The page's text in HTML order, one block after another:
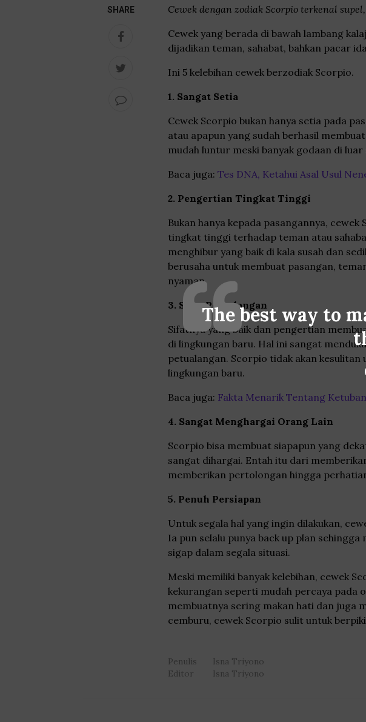
The best way to
SHARE
Cewek dengan zodiak Scorpio terkenal
Cewek yang berada di bawah lambang
dijadikan teman, sahabat, bahkan pacar
Ini 5 kelebihan cewek berzodiak Scorpio.
1. Sangat Setia
Cewek Scorpio bukan hanya setia pada
atau apapun yang sudah berhasil
mudah luntur meski banyak godaan di luar
Baca juga: Tes DNA, Ketahui Asal Usul
2. Pengertian Tingkat Tinggi
Bukan hanya kepada pasangannya,
tingkat tinggi terhadap teman atau
menghibur yang baik di kala susah dan
berusaha untuk membuat pasangan,
nyaman.
3. Suka Petualangan
Sifatnya yang baik dan pengertian
di lingkungan baru. Hal ini sangat
petualangan. Scorpio tidak akan
lingkungan baru.
Baca juga: Fakta Menarik Tentang Ketuban
4. Sangat Menghargai Orang Lain
Scorpio bisa membuat siapapun yang
sangat dihargai. Entah itu dari
memberikan pertolongan hingga
5. Penuh Persiapan
Untuk segala hal yang ingin dilakukan,
Ia pun selalu punya back up plan
sigap dalam segala situasi.
Meski memiliki banyak kelebihan, cewek
kekurangan seperti mudah percaya pada
membuatnya sering makan hati dan juga
cemburu, cewek Scorpio sulit untuk
Penulis
Isna Triyono
Editor
Isna Triyono